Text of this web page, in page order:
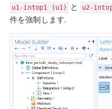
u1-intop1 (u1) と u2-
件を強制します.